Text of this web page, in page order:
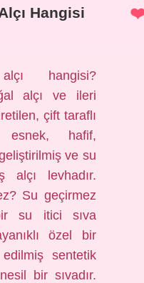
Hangisi
hangisi?
alçı ve ileri
çift taraflı
hafif,
ve su
alçı levhadır.
Su geçirmez
su itici sıva
özel bir
sentetik
bir sıvadır.